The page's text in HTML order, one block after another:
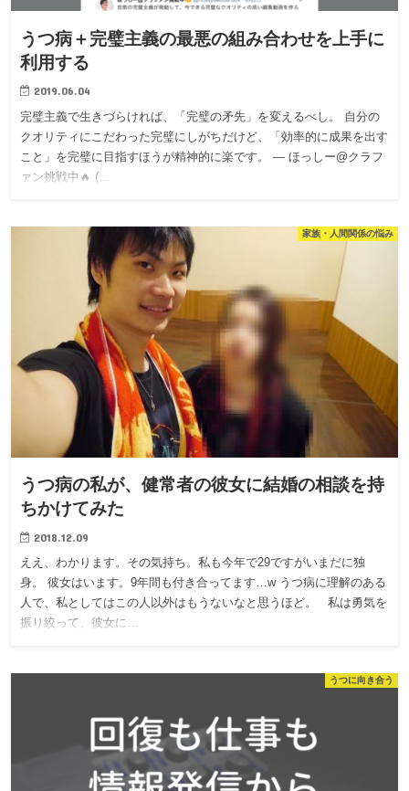
うつ病＋完璧主義の最悪の組み合わせを上手に
利用する
2019.06.04
完璧主義で生きづらければ、「完璧の矛先」を変えるべし。 自分の
クオリティにこだわった完璧にしがちだけど、「効率的に成果を出す
こと」を完璧に目指すほうが精神的に楽です。 — ほっしー@クラフ
ァン挑戦中🔥 (…
家族・人間関係の悩み
うつ病の私が、健常者の彼女に結婚の相談を持
ちかけてみた
2018.12.09
ええ、わかります。その気持ち。私も今年で29ですがいまだに独
身。 彼女はいます。9年間も付き合ってます…w うつ病に理解のある
人で、私としてはこの人以外はもうないなと思うほど。 私は勇気を
振り絞って、彼女に…
うつに向き合う